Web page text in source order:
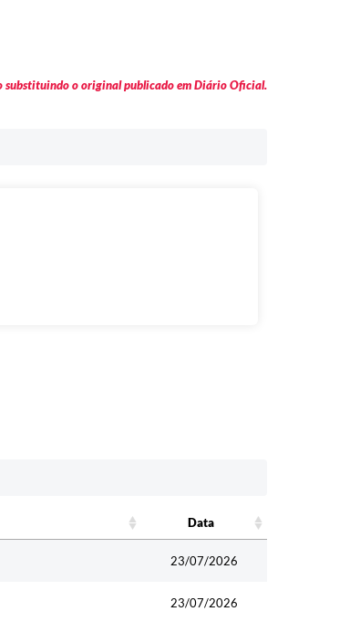
substituindo o original publicado em Diário Oficial.
Data
23/07/2026
23/07/2026